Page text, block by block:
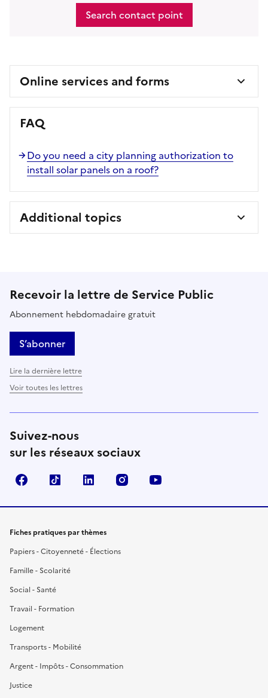
Search contact point
Online services and forms
FAQ
Do you need a city planning authorization to
install solar panels on a roof?
Additional topics
Recevoir la lettre de Service Public
Abonnement hebdomadaire gratuit
S’abonner
Lire la dernière lettre
Voir toutes les lettres
Suivez-nous
sur les réseaux sociaux
FacebookTikTok LinkedIn Instagram
Fiches pratiques par thèmes
Papiers - Citoyenneté - Élections
Famille - Scolarité
Social - Santé
Travail - Formation
Logement
Transports - Mobilité
Argent - Impôts - Consommation
Justice